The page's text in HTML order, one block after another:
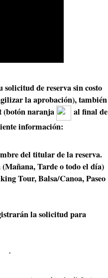
de reserva sin costo
la aprobación), también
(botón naranja
al final de
información:
del titular de la reserva.
Tarde o todo el día)
Tour, Balsa/Canoa, Paseo
la solicitud para